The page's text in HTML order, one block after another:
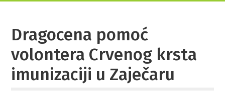
Dragocena pomoć
volontera Crvenog krsta
imunizaciji u Zaječaru